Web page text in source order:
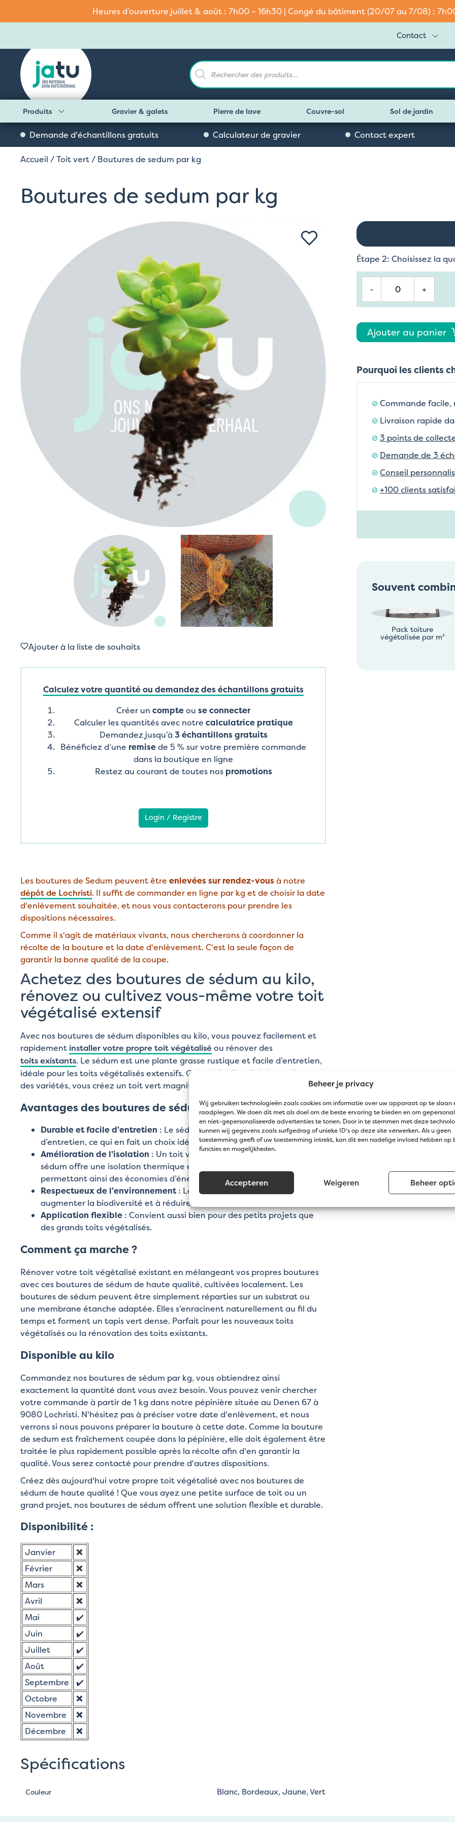
Beheer je privacy
Wij gebruiken technologieën zoals cookies om informatie over uw apparaat op te slaan
raadplegen. We doen dit met als doel om de beste ervaring te bieden en om
en niet-gepersonaliseerde advertenties te tonen. Door in te stemmen met deze
kunnen wij gegevens zoals surfgedrag of unieke ID's op deze site verwerken. Als u geen
toestemming geeft of uw toestemming intrekt, kan dit een nadelige invloed hebben op
functies en mogelijkheden.
Accepteren Weigeren Beheer
Heures d’ouverture juillet & août : 7h00 – 16h30 | Congé du bâtiment (20/07 au 7/08) :
Contact
Recherche
de
produits
Produits Gravier & galets Pierre de lave Couvre-sol Sol de jardin
Demande d'échantillons gratuits Calculateur de gravier Contact expert
Accueil /Toit vert/ Boutures de sedum par kg
Boutures de sedum par kg
Ajouter à la liste de souhaits
Calculez votre quantité ou demandez des échantillons gratuits
Créer un compteou se connecter
Calculer les quantités avec notre calculatrice pratique
Demandez jusqu’à 3 échantillons gratuits
Bénéficiez d’une remisede 5 % sur votre première commande
dans la boutique en ligne
Restez au courant de toutes nos promotions
Login / Registre
Les boutures de Sedum peuvent être enlevées sur rendez-vousà notre
dépôt de Lochristi. Il suffit de commander en ligne par kg et de choisir la date
d'enlèvement souhaitée, et nous vous contacterons pour prendre les
dispositions nécessaires.
Comme il s'agit de matériaux vivants, nous chercherons à coordonner la
récolte de la bouture et la date d'enlèvement. C'est la seule façon de
garantir la bonne qualité de la coupe.
Achetez des boutures de sédum au kilo,
rénovez ou cultivez vous-même votre toit
végétalisé extensif
Avec nos boutures de sédum disponibles au kilo, vous pouvez facilement et
rapidement installer votre propre toit végétalisé ou rénover des
toits existants. Le sédum est une plante grasse rustique et facile d’entretien,
idéale pour les toits végétalisés extensifs. Grâce à la diversité des couleurs et
des variétés, vous créez un toit vert magnifique qui reste beau toute l’année.
Avantages des boutures de sédum :
Durable et facile d'entretien : Le sédum nécessite peu d’eau et peu
d’entretien, ce qui en fait un choix idéal pour les toitures végétalisées.
Amélioration de l'isolation : Un toit végétalisé avec des boutures de
sédum offre une isolation thermique et phonique supplémentaire,
permettant ainsi des économies d’énergie.
Respectueux de l'environnement: Les toits végétalisés contribuent à
augmenter la biodiversité et à réduire les émissions de CO₂.
Application flexible : Convient aussi bien pour des petits projets que
des grands toits végétalisés.
Comment ça marche ?
Rénover votre toit végétalisé existant en mélangeant vos propres boutures
avec ces boutures de sédum de haute qualité, cultivées localement. Les
boutures de sédum peuvent être simplement réparties sur un substrat ou
une membrane étanche adaptée. Elles s’enracinent naturellement au fil du
temps et forment un tapis vert dense. Parfait pour les nouveaux toits
végétalisés ou la rénovation des toits existants.
Disponible au kilo
Commandez nos boutures de sédum par kg, vous obtiendrez ainsi
exactement la quantité dont vous avez besoin. Vous pouvez venir chercher
votre commande à partir de 1 kg dans notre pépinière située au Denen 67 à
9080 Lochristi. N'hésitez pas à préciser votre date d'enlèvement, et nous
verrons si nous pouvons préparer la bouture à cette date. Comme la bouture
de sedum est fraîchement coupée dans la pépinière, elle doit également être
traitée le plus rapidement possible après la récolte afin d'en garantir la
qualité. Vous serez contacté pour prendre d'autres dispositions.
Créez dès aujourd'hui votre propre toit végétalisé avec nos boutures de
sédum de haute qualité ! Que vous ayez une petite surface de toit ou un
grand projet, nos boutures de sédum offrent une solution flexible et durable.
Disponibilité :
Janvier
❌
Février
❌
Mars
❌
Avril
❌
Mai
✔️
Juin
✔️
Juillet
✔️
Août
✔️
Septembre
✔️
Octobre
❌
Novembre
❌
Décembre
❌
Spécifications
Couleur Blanc, Bordeaux, Jaune, Vert
Étape 2: Choisissez la
- +
Ajouter au panier
Pourquoi les clients
Commande facile,
Livraison rapide
3 points de
Demande de 3
Conseil
+100 clients
Souvent
Pack toiture
végétalisée par m²